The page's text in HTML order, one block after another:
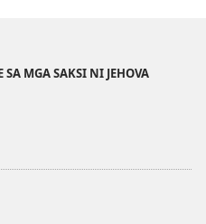
MGA SAKSI NI JEHOVA